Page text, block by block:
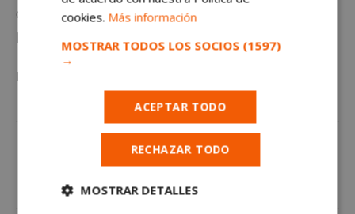
que están trabajando muchas horas porque nadie lo
pase mal estos días.
La actualidad de Alcorcón en
cookies. Más información
MOSTRAR TODOS LOS SOCIOS (1597)
→
ACEPTAR TODO
RECHAZAR TODO
MOSTRAR DETALLES